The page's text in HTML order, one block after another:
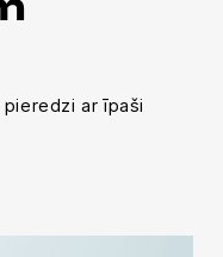
ar īpaši